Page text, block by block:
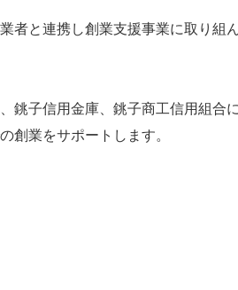
者と連携し創業支援事業に取り組
銚子信用金庫、銚子商工信用組合
創業をサポートします。